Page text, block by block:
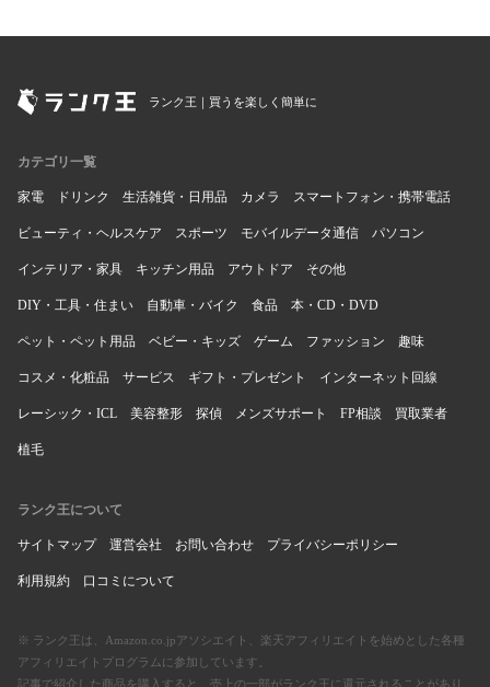
ランク王｜買うを楽しく簡単に
カテゴリ一覧
家電 ドリンク 生活雑貨・日用品 カメラ スマートフォン・携帯電話
ビューティ・ヘルスケア スポーツ モバイルデータ通信 パソコン
インテリア・家具 キッチン用品 アウトドア その他
DIY・工具・住まい 自動車・バイク 食品 本・CD・DVD
ペット・ペット用品 ベビー・キッズ ゲーム ファッション 趣味
コスメ・化粧品 サービス ギフト・プレゼント インターネット回線
レーシック・ICL 美容整形 探偵 メンズサポート FP相談 買取業者
植毛
ランク王について
サイトマップ 運営会社 お問い合わせ プライバシーポリシー
利用規約 口コミについて
※ ランク王は、Amazon.co.jpアソシエイト、楽天アフィリエイトを始めとした各種
アフィリエイトプログラムに参加しています。
記事で紹介した商品を購入すると、売上の一部がランク王に還元されることがあり